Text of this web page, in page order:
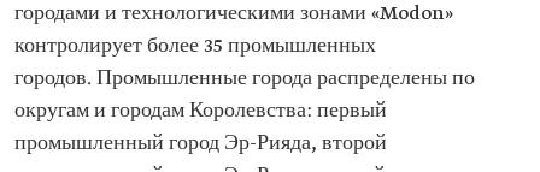
городами и технологическими зонами «Modon»
контролирует более 35 промышленных
городов. Промышленные города распределены по
округам и городам Королевства: первый
промышленный город Эр-Рияда, второй